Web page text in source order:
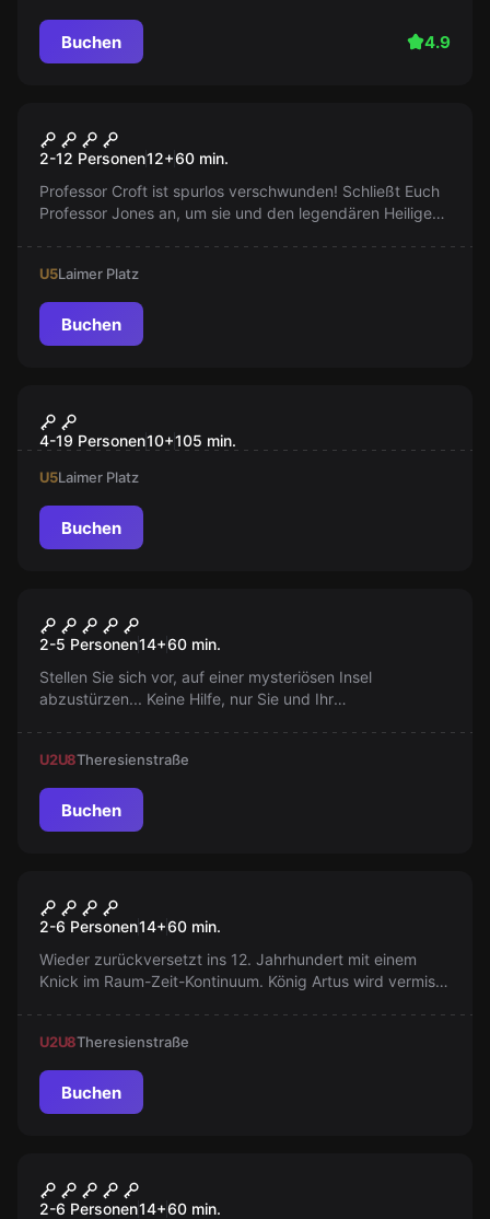
Buchen 4.9
Die Jagd nach dem heiligen
Gral
2-12 Personen12+60 min.
Professor Croft ist spurlos verschwunden! Schließt Euch
Professor Jones an, um sie und den legendären Heiligen
U5Laimer Platz
Buchen
MiSSiONS
4-19 Personen10+105 min.
U5Laimer Platz
Buchen
Lost
2-5 Personen14+60 min.
Stellen Sie sich vor, auf einer mysteriösen Insel
abzustürzen... Keine Hilfe, nur Sie und Ihr
50 Minuten!
U2U8Theresienstraße
Buchen
Excalibur
2-6 Personen14+60 min.
Wieder zurückversetzt ins 12. Jahrhundert mit einem
Knick im Raum-Zeit-Kontinuum. König Artus wird vermisst
U2U8Theresienstraße
Buchen
Murder
2-6 Personen14+60 min.